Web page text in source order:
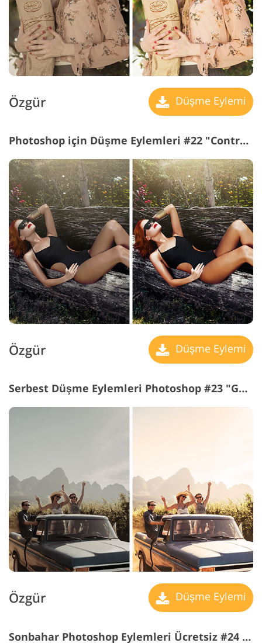
Özgür Düşme Eylemi
Photoshop için Düşme Eylemleri #22 "Contrast"
Özgür Düşme Eylemi
Serbest Düşme Eylemleri Photoshop #23 "Gold Filter"
Özgür Düşme Eylemi
Sonbahar Photoshop Eylemleri Ücretsiz #24 "Matte"